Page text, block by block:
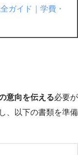
ガイド｜学費・
意向を伝える必要が
、以下の書類を準備